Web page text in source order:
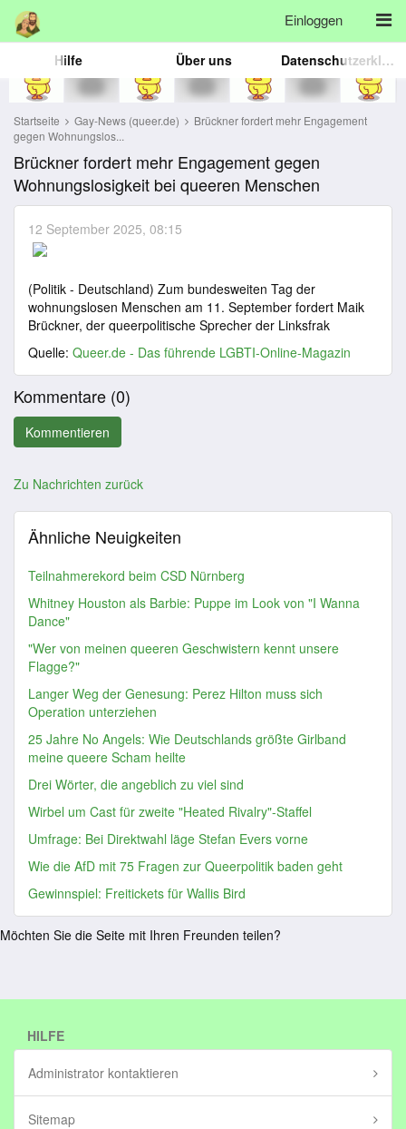
Einloggen
Hilfe Über uns Datenschutzerklärung
Startseite Gay-News (queer.de)
Brückner fordert mehr Engagement
gegen Wohnungslos...
Brückner fordert mehr Engagement gegen
Wohnungslosigkeit bei queeren Menschen
12 September 2025, 08:15
(Politik - Deutschland) Zum bundesweiten Tag der
wohnungslosen Menschen am 11. September fordert Maik
Brückner, der queerpolitische Sprecher der Linksfrak
Quelle: Queer.de - Das führende LGBTI-Online-Magazin
Kommentare (0)
Zu Nachrichten zurück
Ähnliche Neuigkeiten
Teilnahmerekord beim CSD Nürnberg
Whitney Houston als Barbie: Puppe im Look von "I Wanna
Dance"
"Wer von meinen queeren Geschwistern kennt unsere
Flagge?"
Langer Weg der Genesung: Perez Hilton muss sich
Operation unterziehen
25 Jahre No Angels: Wie Deutschlands größte Girlband
meine queere Scham heilte
Drei Wörter, die angeblich zu viel sind
Wirbel um Cast für zweite "Heated Rivalry"-Staffel
Umfrage: Bei Direktwahl läge Stefan Evers vorne
Wie die AfD mit 75 Fragen zur Queerpolitik baden geht
Gewinnspiel: Freitickets für Wallis Bird
Möchten Sie die Seite mit Ihren Freunden teilen?
HILFE
Administrator kontaktieren
Sitemap